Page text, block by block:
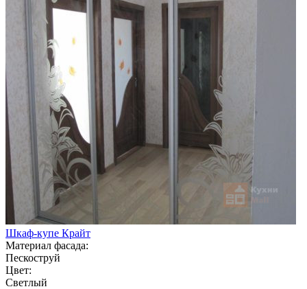
Шкаф-купе Крайт
Материал фасада:
Пескоструй
Цвет:
Светлый